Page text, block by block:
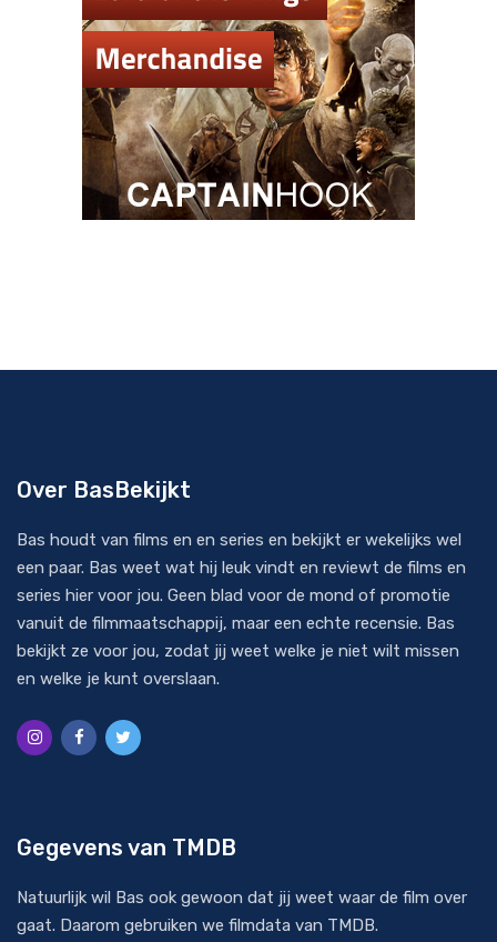
Over BasBekijkt
Bas houdt van films en en series en bekijkt er wekelijks wel
een paar. Bas weet wat hij leuk vindt en reviewt de films en
series hier voor jou. Geen blad voor de mond of promotie
vanuit de filmmaatschappij, maar een echte recensie. Bas
bekijkt ze voor jou, zodat jij weet welke je niet wilt missen
en welke je kunt overslaan.
Gegevens van TMDB
Natuurlijk wil Bas ook gewoon dat jij weet waar de film over
gaat. Daarom gebruiken we filmdata van TMDB.